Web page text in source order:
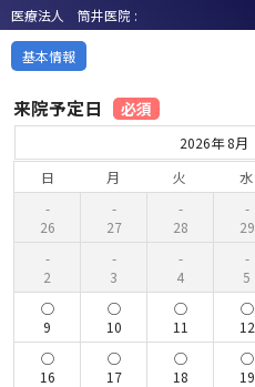
医療法人 筒井医院 :
基本情報
来院予定日 必須
2026年 8月
日
月 火 水
26 27 28 29
2 3 4 5
9 10 11 12
16 17 18 19